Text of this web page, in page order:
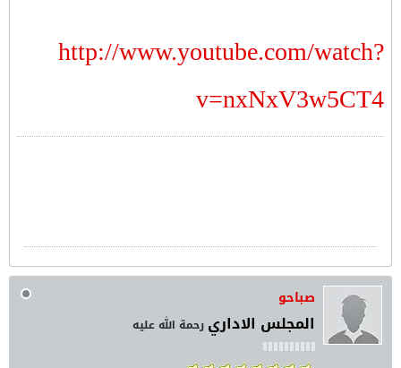
http://www.youtube.com/watch?
v=nxNxV3w5CT4
صباحو
المجلس الاداري رحمة الله عليه